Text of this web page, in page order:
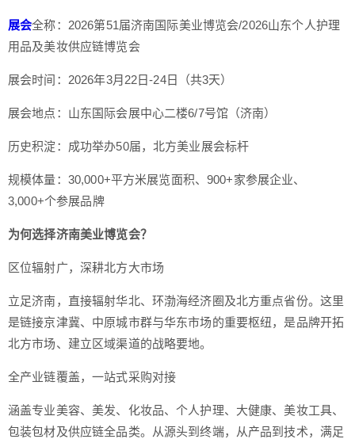
展会全称：2026第51届济南国际美业博览会/2026山东个人护理
用品及美妆供应链博览会
展会时间：2026年3月22日-24日（共3天）
展会地点：山东国际会展中心二楼6/7号馆（济南）
历史积淀：成功举办50届，北方美业展会标杆
规模体量：30,000+平方米展览面积、900+家参展企业、
3,000+个参展品牌
为何选择济南美业博览会？
区位辐射广，深耕北方大市场
立足济南，直接辐射华北、环渤海经济圈及北方重点省份。这里
是链接京津冀、中原城市群与华东市场的重要枢纽，是品牌开拓
北方市场、建立区域渠道的战略要地。
全产业链覆盖，一站式采购对接
涵盖专业美容、美发、化妆品、个人护理、大健康、美妆工具、
包装包材及供应链全品类。从源头到终端，从产品到技术，满足